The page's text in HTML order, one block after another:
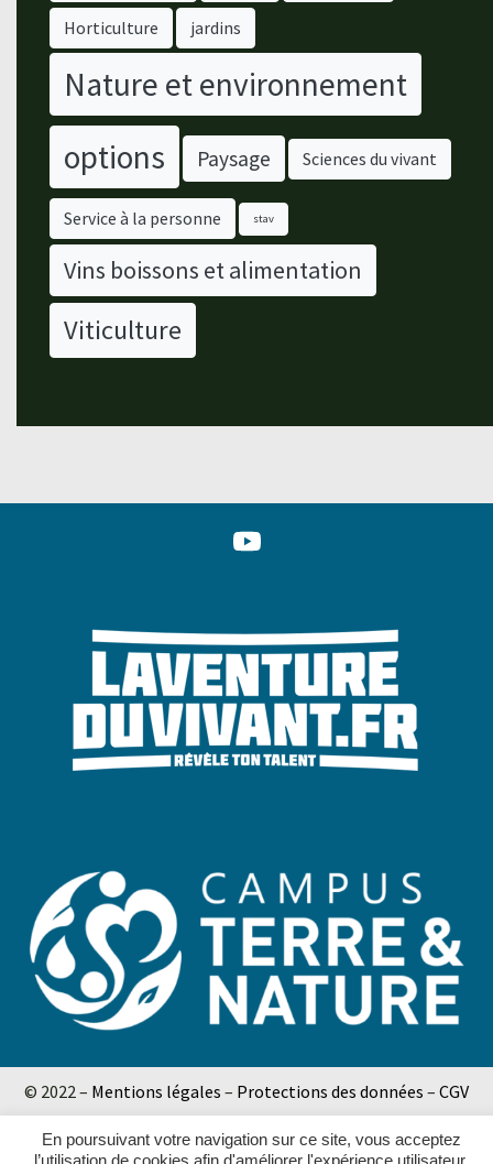
Horticulture jardins
Nature et environnement
options
Paysage Sciences du vivant
Service à la personne stav
Vins boissons et alimentation
Viticulture
© 2022 – Mentions légales – Protections des données – CGV
En poursuivant votre navigation sur ce site, vous acceptez
l’utilisation de cookies afin d'améliorer l'expérience utilisateur.